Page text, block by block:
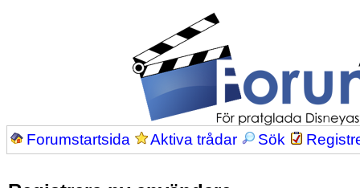
Forumstartsida Aktiva trådar Sök